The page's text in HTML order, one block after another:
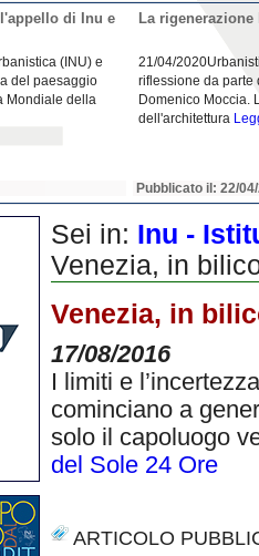
di Inu e
(INU) e
del paesaggio
Mondiale della
La
21/04/
riflessione da parte
Domenico Moccia.
dell'architettura
Pubblicato il: 22/
Sei in: Inu -
Venezia, in
Venezia, in
17/08/2016
I limiti e
cominciano a
solo il capoluogo
del Sole 24 Ore
ARTICOLO